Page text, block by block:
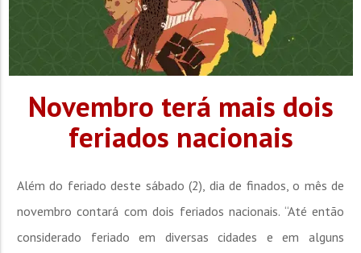
Novembro terá mais dois
feriados nacionais
Além do feriado deste sábado (2), dia de finados, o mês de
novembro contará com dois feriados nacionais. “Até então
considerado feriado em diversas cidades e em alguns